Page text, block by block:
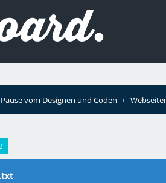
Pause vom Designen und Coden ›